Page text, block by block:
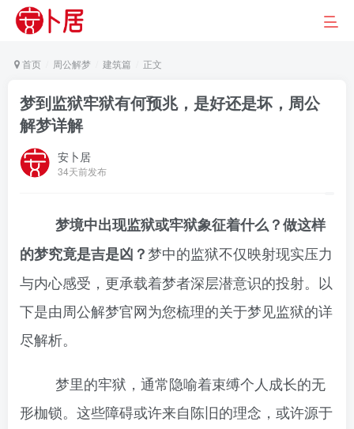
首页 周公解梦 建筑篇 正文
梦到监狱牢狱有何预兆，是好还是坏，周公
解梦详解
安卜居
34天前发布
梦境中出现监狱或牢狱象征着什么？做这样
的梦究竟是吉是凶？梦中的监狱不仅映射现实压力
与内心感受，更承载着梦者深层潜意识的投射。以
下是由周公解梦官网为您梳理的关于梦见监狱的详
尽解析。
梦里的牢狱，通常隐喻着束缚个人成长的无
形枷锁。这些障碍或许来自陈旧的理念，或许源于